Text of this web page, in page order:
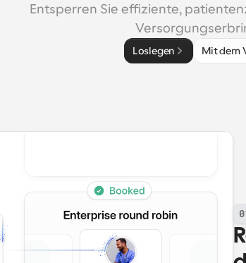
Entsperren Sie effiziente,
Loslegen Mit dem